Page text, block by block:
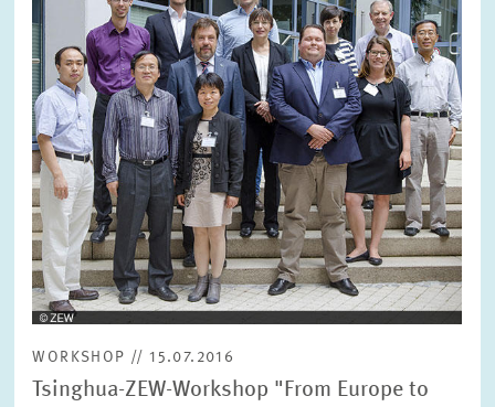
vergrößerter
Ansicht
WORKSHOP // 15.07.2016
Tsinghua-ZEW-Workshop "From Europe to